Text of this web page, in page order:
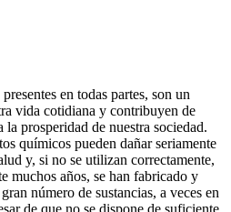
en todas partes, son un
vida cotidiana y contribuyen de
prosperidad de nuestra sociedad.
químicos pueden dañar seriamente
y, si no se utilizan correctamente,
muchos años, se han fabricado y
número de sustancias, a veces en
de que no se dispone de suficiente